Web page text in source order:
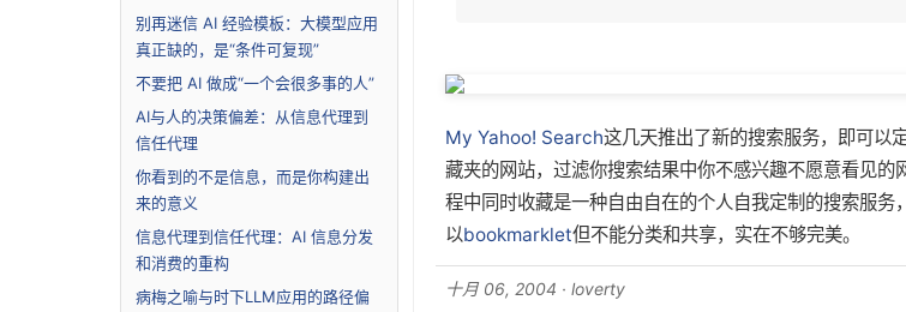
别再迷信 AI 经验模板：大模型应用
真正缺的，是“条件可复现”
不要把 AI 做成“一个会很多事的人”
AI与人的决策偏差：从信息代理到
信任代理
你看到的不是信息，而是你构建出
来的意义
信息代理到信任代理：AI 信息分发
和消费的重构
病梅之喻与时下LLM应用的路径偏
My Yahoo! Search这几天推出了新的搜索服务，即可以
藏夹的网站，过滤你搜索结果中你不感兴趣不愿意看见
程中同时收藏是一种自由自在的个人自我定制的搜索服务
以bookmarklet但不能分类和共享，实在不够完美。
十月 06, 2004 · loverty